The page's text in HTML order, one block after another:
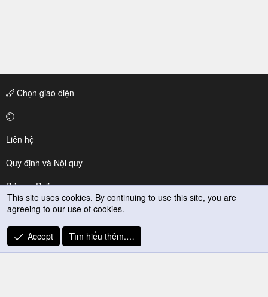
Chọn giao diện
Liên hệ
Quy định và Nội quy
Privacy Policy
Trợ giúp
R
S
This site uses cookies. By continuing to use this site, you are
agreeing to our use of cookies.
Accept Tìm hiểu thêm.…